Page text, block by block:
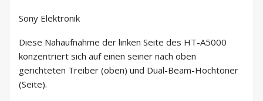
Sony Elektronik
Diese Nahaufnahme der linken Seite des HT-A5000
konzentriert sich auf einen seiner nach oben
gerichteten Treiber (oben) und Dual-Beam-Hochtöner
(Seite).